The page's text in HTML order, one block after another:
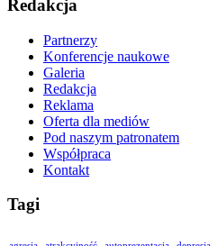
Redakcja
Partnerzy
Konferencje naukowe
Galeria
Redakcja
Reklama
Oferta dla mediów
Pod naszym patronatem
Współpraca
Kontakt
Tagi